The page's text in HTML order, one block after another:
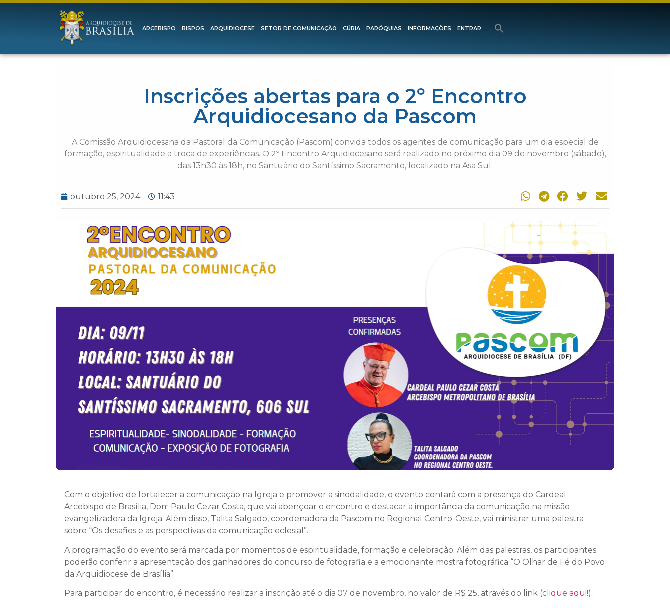
ARCEBISPO BISPOS ARQUIDIOCESE SETOR DE COMUNICAÇÃO CÚRIA PARÓQUIAS INFORMAÇÕES ENTRAR
Inscrições abertas para o 2º Encontro
Arquidiocesano da Pascom
A Comissão Arquidiocesana da Pastoral da Comunicação (Pascom) convida todos os agentes de comunicação para um dia especial de
formação, espiritualidade e troca de experiências. O 2º Encontro Arquidiocesano será realizado no próximo dia 09 de novembro (sábado),
das 13h30 às 18h, no Santuário do Santíssimo Sacramento, localizado na Asa Sul.
outubro 25, 2024 11:43
Com o objetivo de fortalecer a comunicação na Igreja e promover a sinodalidade, o evento contará com a presença do Cardeal
Arcebispo de Brasília, Dom Paulo Cezar Costa, que vai abençoar o encontro e destacar a importância da comunicação na missão
evangelizadora da Igreja. Além disso, Talita Salgado, coordenadora da Pascom no Regional Centro-Oeste, vai ministrar uma palestra
sobre “Os desafios e as perspectivas da comunicação eclesial”.
A programação do evento será marcada por momentos de espiritualidade, formação e celebração. Além das palestras, os participantes
poderão conferir a apresentação dos ganhadores do concurso de fotografia e a emocionante mostra fotográfica “O Olhar de Fé do Povo
da Arquidiocese de Brasília”.
Para participar do encontro, é necessário realizar a inscrição até o dia 07 de novembro, no valor de R$ 25, através do link (clique aqui!).